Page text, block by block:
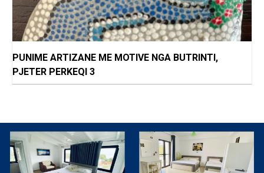
PUNIME ARTIZANE ME MOTIVE NGA BUTRINTI,
PJETER PERKEQI 3